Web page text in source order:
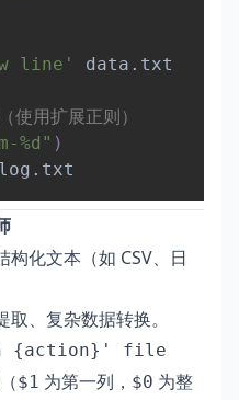
line' data.txt
使用扩展正则）
%d" )
化文本（如 CSV、日
取、复杂数据转换。
{action}' file
$1 为第一列， $0 为整